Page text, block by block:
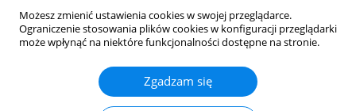
Możesz zmienić ustawienia cookies w swojej przeglądarce.
Ograniczenie stosowania plików cookies w konfiguracji przeglądarki
może wpłynąć na niektóre funkcjonalności dostępne na stronie.
Zgadzam się
EMULSION POLYMERIZATION OF THIOPHENE –
THE NEW WAY OF CONDUCTING POLYMERS
Kornelia Kadac,Ewa Olewnik-Kruszkowska